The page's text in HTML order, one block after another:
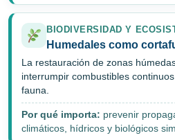
BIODIVERSIDAD Y
Humedales como
La restauración de zonas
interrumpir combustibles
fauna.
Por qué importa: prevenir
climáticos, hídricos y biológicos